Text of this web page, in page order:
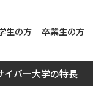
生の方 卒業生の方
イバー大学の特長